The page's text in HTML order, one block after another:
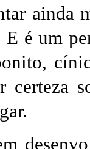
ainda
é um
certeza